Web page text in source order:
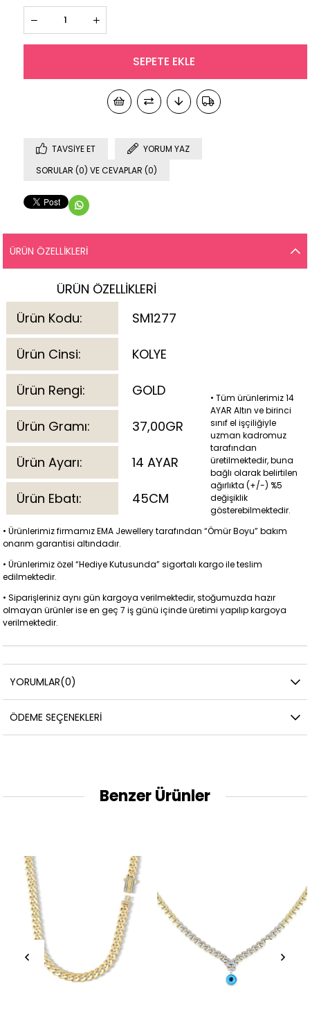
TAVSIYE ET
YORUM YAZ
SORULAR (0) VE CEVAPLAR (0)
ÜRÜN ÖZELLIKLERI
ÜRÜN ÖZELLİKLERİ
Ürün Kodu:
SM1277
Ürün Cinsi: KOLYE
Ürün Rengi: GOLD
Ürün Gramı: 37,00GR
Ürün Ayarı: 14 AYAR
Ürün Ebatı: 45CM
• Tüm ürünlerimiz 14
AYAR Altın ve birinci
sınıf el işçiliğiyle
uzman kadromuz
tarafından
üretilmektedir, buna
bağlı olarak belirtilen
ağırlıkta (+/-) %5
değişiklik
gösterebilmektedir.
• Ürünlerimiz firmamız EMA Jewellery tarafından “Ömür Boyu” bakım
onarım garantisi altındadır.
• Ürünlerimiz özel “Hediye Kutusunda” sigortalı kargo ile teslim
edilmektedir.
• Siparişleriniz aynı gün kargoya verilmektedir, stoğumuzda hazır
olmayan ürünler ise en geç 7 iş günü içinde üretimi yapılıp kargoya
verilmektedir.
YORUMLAR(0)
ÖDEME SEÇENEKLERI
Benzer Ürünler